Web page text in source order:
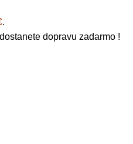
.
dopravu zadarmo !